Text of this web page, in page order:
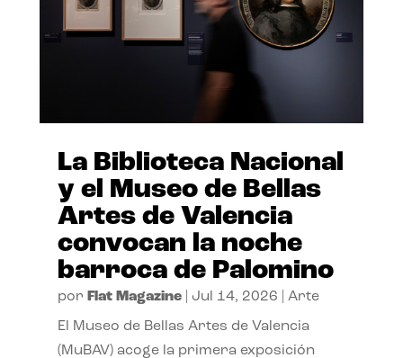
La Biblioteca Nacional
y el Museo de Bellas
Artes de Valencia
convocan la noche
barroca de Palomino
por Flat Magazine| Jul 14, 2026 Arte
El Museo de Bellas Artes de Valencia
(MuBAV) acoge la primera exposición